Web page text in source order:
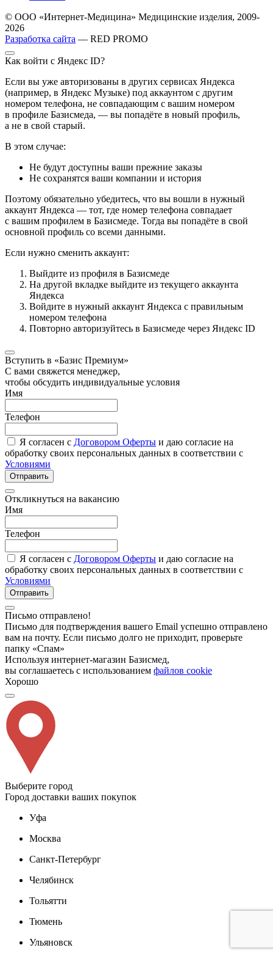
© ООО «Интернет-Медицина» Медицинские изделия, 2009-
2026
Разработка сайта — RED PROMO
Как войти с Яндекс ID?
Если вы уже авторизованы в других сервисах Яндекса
(например, в Яндекс Музыке) под аккаунтом с другим
номером телефона, не совпадающим с вашим номером
в профиле Базисмеда, — вы попадёте в новый профиль,
а не в свой старый.
В этом случае:
Не будут доступны ваши прежние заказы
Не сохранятся ваши компании и история
Поэтому обязательно убедитесь, что вы вошли в нужный
аккаунт Яндекса — тот, где номер телефона совпадает
с вашим профилем в Базисмеде. Тогда вы попадёте в свой
основной профиль со всеми данными.
Если нужно сменить аккаунт:
Выйдите из профиля в Базисмеде
На другой вкладке выйдите из текущего аккаунта
Яндекса
Войдите в нужный аккаунт Яндекса с правильным
номером телефона
Повторно авторизуйтесь в Базисмеде через Яндекс ID
Вступить в «Базис Премиум»
С вами свяжется менеджер,
чтобы обсудить индивидуальные условия
Имя
Телефон
Я согласен с Договором Оферты и даю согласие на
обработку своих персональных данных в соответствии с
Условиями
Отправить
Откликнуться на вакансию
Имя
Телефон
Я согласен с Договором Оферты и даю согласие на
обработку своих персональных данных в соответствии с
Условиями
Отправить
Письмо отправлено!
Письмо для подтверждения вашего Email успешно отправлено
вам на почту. Если письмо долго не приходит, проверьте
папку «Спам»
Используя интернет-магазин Базисмед,
вы соглашаетесь с использованием файлов cookie
Хорошо
Выберите город
Город доставки ваших покупок
Уфа
Москва
Санкт-Петербург
Челябинск
Тольятти
Тюмень
Ульяновск